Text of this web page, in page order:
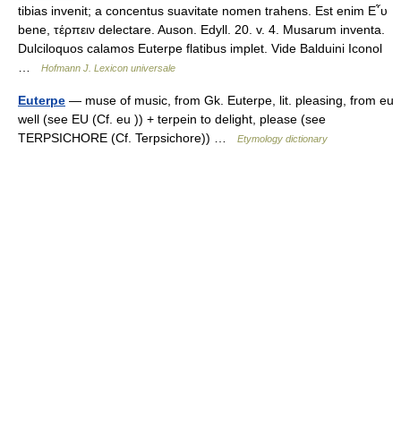
tibias invenit; a concentus suavitate nomen trahens. Est enim Ε῏υ
bene, τέρπειν delectare. Auson. Edyll. 20. v. 4. Musarum inventa.
Dulciloquos calamos Euterpe flatibus implet. Vide Balduini Iconol
Hofmann J. Lexicon universale
Euterpe — muse of music, from Gk. Euterpe, lit. pleasing, from eu
well (see EU (Cf. eu )) + terpein to delight, please (see
TERPSICHORE (Cf. Terpsichore)) …
Etymology dictionary